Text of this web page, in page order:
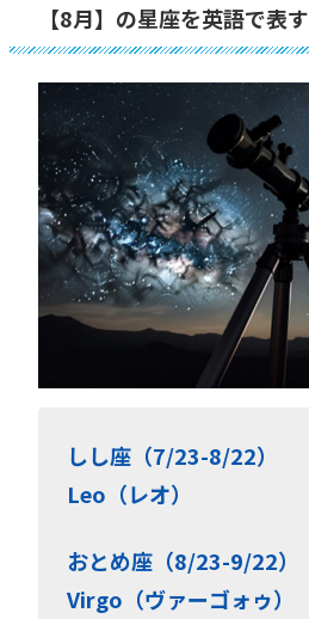
【8月】の星座を英語で表す
しし座（7/23-8/22）
Leo（レオ）
おとめ座（8/23-9/22）
Virgo（ヴァーゴォゥ）